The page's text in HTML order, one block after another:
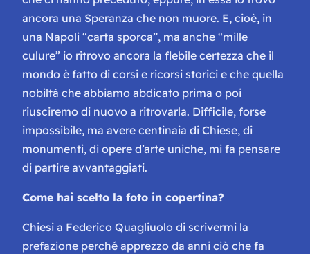
ancora una Speranza che non muore. E, cioè, in
una Napoli “carta sporca”, ma anche “mille
culure” io ritrovo ancora la flebile certezza che il
mondo è fatto di corsi e ricorsi storici e che quella
nobiltà che abbiamo abdicato prima o poi
riusciremo di nuovo a ritrovarla. Difficile, forse
impossibile, ma avere centinaia di Chiese, di
monumenti, di opere d’arte uniche, mi fa pensare
di partire avvantaggiati.
Come hai scelto la foto in copertina?
Chiesi a Federico Quagliuolo di scrivermi la
prefazione perché apprezzo da anni ciò che fa